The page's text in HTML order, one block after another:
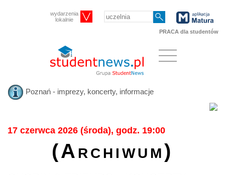
wydarzenia
lokalnie
PRACA dla studentów
Poznań - imprezy, koncerty, informacje
17 czerwca 2026 (środa), godz. 19:00
(Archiwum)